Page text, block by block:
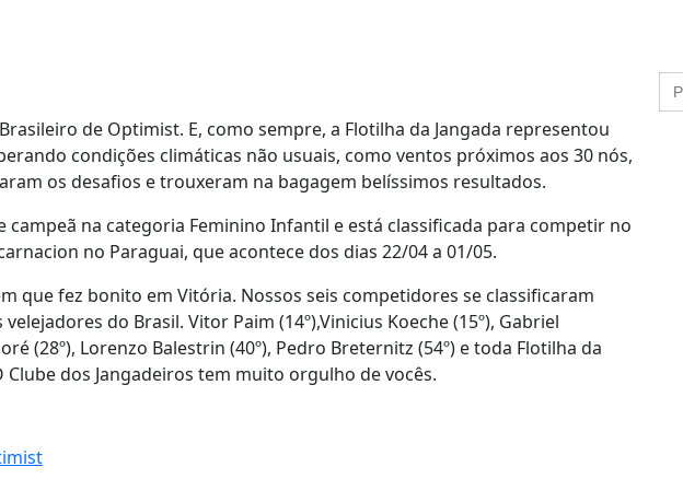
de Optimist. E, como sempre, a Flotilha da Jangada representou
condições climáticas não usuais, como ventos próximos aos 30 nós,
os desafios e trouxeram na bagagem belíssimos resultados.
campeã na categoria Feminino Infantil e está classificada para competir no
no Paraguai, que acontece dos dias 22/04 a 01/05.
que fez bonito em Vitória. Nossos seis competidores se classificaram
do Brasil. Vitor Paim (14º),Vinicius Koeche (15º), Gabriel
(28º), Lorenzo Balestrin (40º), Pedro Breternitz (54º) e toda Flotilha da
Clube dos Jangadeiros tem muito orgulho de vocês.